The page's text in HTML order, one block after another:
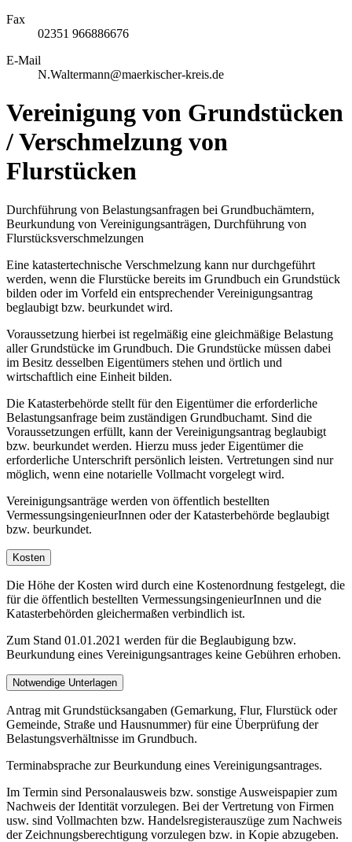
Fax
02351 966886676
E-Mail
N.Waltermann@maerkischer-kreis.de
Vereinigung von Grundstücken
/ Verschmelzung von
Flurstücken
Durchführung von Belastungsanfragen bei Grundbuchämtern,
Beurkundung von Vereinigungsanträgen, Durchführung von
Flurstücksverschmelzungen
Eine katastertechnische Verschmelzung kann nur durchgeführt
werden, wenn die Flurstücke bereits im Grundbuch ein Grundstück
bilden oder im Vorfeld ein entsprechender Vereinigungsantrag
beglaubigt bzw. beurkundet wird.
Voraussetzung hierbei ist regelmäßig eine gleichmäßige Belastung
aller Grundstücke im Grundbuch. Die Grundstücke müssen dabei
im Besitz desselben Eigentümers stehen und örtlich und
wirtschaftlich eine Einheit bilden.
Die Katasterbehörde stellt für den Eigentümer die erforderliche
Belastungsanfrage beim zuständigen Grundbuchamt. Sind die
Voraussetzungen erfüllt, kann der Vereinigungsantrag beglaubigt
bzw. beurkundet werden. Hierzu muss jeder Eigentümer die
erforderliche Unterschrift persönlich leisten. Vertretungen sind nur
möglich, wenn eine notarielle Vollmacht vorgelegt wird.
Vereinigungsanträge werden von öffentlich bestellten
VermessungsingenieurInnen oder der Katasterbehörde beglaubigt
bzw. beurkundet.
Kosten
Die Höhe der Kosten wird durch eine Kostenordnung festgelegt, die
für die öffentlich bestellten VermessungsingenieurInnen und die
Katasterbehörden gleichermaßen verbindlich ist.
Zum Stand 01.01.2021 werden für die Beglaubigung bzw.
Beurkundung eines Vereinigungsantrages keine Gebühren erhoben.
Notwendige Unterlagen
Antrag mit Grundstücksangaben (Gemarkung, Flur, Flurstück oder
Gemeinde, Straße und Hausnummer) für eine Überprüfung der
Belastungsverhältnisse im Grundbuch.
Terminabsprache zur Beurkundung eines Vereinigungsantrages.
Im Termin sind Personalausweis bzw. sonstige Ausweispapier zum
Nachweis der Identität vorzulegen. Bei der Vertretung von Firmen
usw. sind Vollmachten bzw. Handelsregisterauszüge zum Nachweis
der Zeichnungsberechtigung vorzulegen bzw. in Kopie abzugeben.